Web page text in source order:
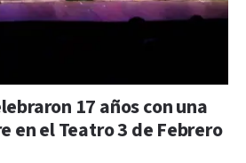
17 años con una
en el Teatro 3 de Febrero